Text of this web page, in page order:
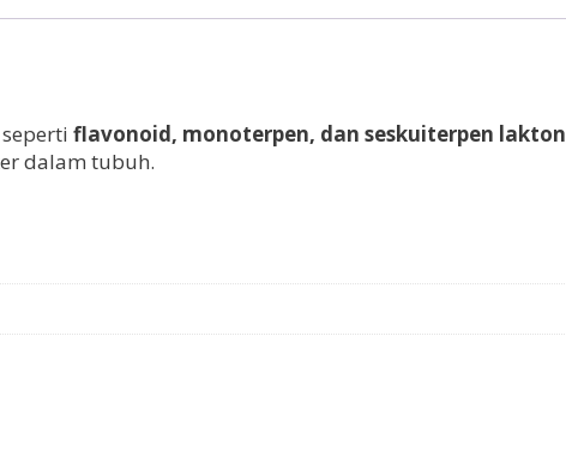
flavonoid, monoterpen, dan seskuiterpen lakton
dalam tubuh.